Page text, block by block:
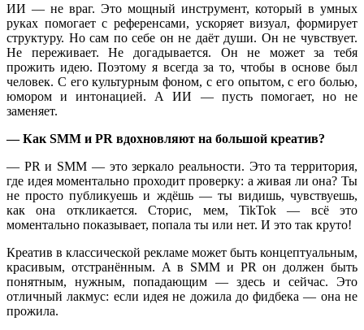
ИИ — не враг. Это мощный инструмент, который в умных
руках помогает с референсами, ускоряет визуал, формирует
структуру. Но сам по себе он не даёт души. Он не чувствует.
Не переживает. Не догадывается. Он не может за тебя
прожить идею. Поэтому я всегда за то, чтобы в основе был
человек. С его культурным фоном, с его опытом, с его болью,
юмором и интонацией. А ИИ — пусть помогает, но не
заменяет.
— Как SMM и PR вдохновляют на большой креатив?
— PR и SMM — это зеркало реальности. Это та территория,
где идея моментально проходит проверку: а живая ли она? Ты
не просто публикуешь и ждёшь — ты видишь, чувствуешь,
как она откликается. Сторис, мем, TikTok — всё это
моментально показывает, попала ты или нет. И это так круто!
Креатив в классической рекламе может быть концептуальным,
красивым, отстранённым. А в SMM и PR он должен быть
понятным, нужным, попадающим — здесь и сейчас. Это
отличный лакмус: если идея не дожила до фидбека — она не
прожила.